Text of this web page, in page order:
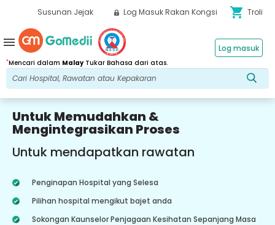
Susunan Jejak Log Masuk Rakan Kongsi shopping_cart Troli
*Mencari dalam MalayTukar Bahasa dari atas.
Log masuk
menu
Untuk Memudahkan &
Mengintegrasikan Proses
Untuk mendapatkan rawatan
Penginapan Hospital yang Selesa
Pilihan hospital mengikut bajet anda
Sokongan Kaunselor Penjagaan Kesihatan Sepanjang Masa